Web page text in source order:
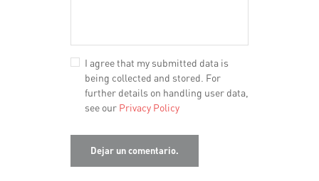
I agree that my submitted data is
being collected and stored. For
further details on handling user data,
see our Privacy Policy